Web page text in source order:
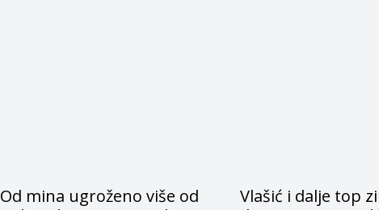
Od mina ugroženo više od
Vlašić i dalje top